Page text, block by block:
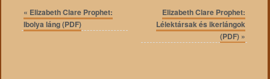
« Elizabeth Clare Prophet:
Ibolya láng (PDF)
Elizabeth Clare Prophet:
Lélektársak és ikerlángok
(PDF) »